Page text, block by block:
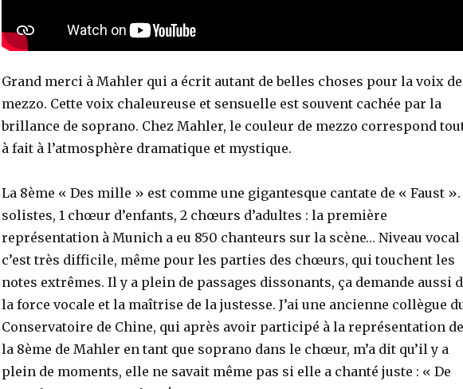
Grand merci à Mahler qui a écrit autant de belles choses pour la voix de
mezzo. Cette voix chaleureuse et sensuelle est souvent cachée par la
brillance de soprano. Chez Mahler, le couleur de mezzo correspond
à fait à l’atmosphère dramatique et mystique.
La 8ème « Des mille » est comme une gigantesque cantate de « Faust ».
solistes, 1 chœur d’enfants, 2 chœurs d’adultes : la première
représentation à Munich a eu 850 chanteurs sur la scène… Niveau vocal
c’est très difficile, même pour les parties des chœurs, qui touchent les
notes extrêmes. Il y a plein de passages dissonants, ça demande aussi
la force vocale et la maîtrise de la justesse. J’ai une ancienne collègue
Conservatoire de Chine, qui après avoir participé à la représentation de
la 8ème de Mahler en tant que soprano dans le chœur, m’a dit qu’il y a
plein de moments, elle ne savait même pas si elle a chanté juste : « De